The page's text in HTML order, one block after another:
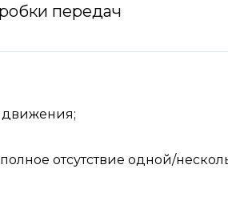
передач
движения;
отсутствие одной/